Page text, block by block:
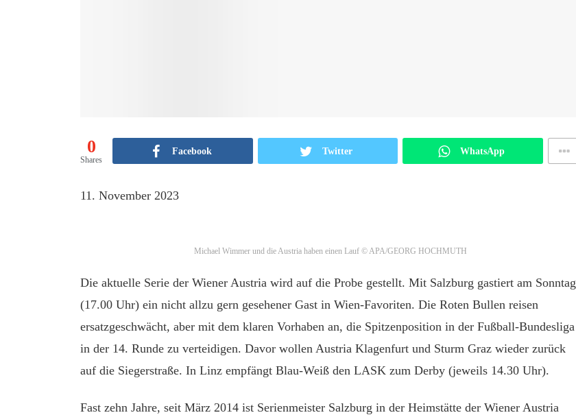
0
Shares
Facebook Twitter WhatsApp
11. November 2023
Michael Wimmer und die Austria haben einen Lauf© APA/GEORG HOCHMUTH
Die aktuelle Serie der Wiener Austria wird auf die Probe gestellt. Mit Salzburg gastiert am Sonntag
(17.00 Uhr) ein nicht allzu gern gesehener Gast in Wien-Favoriten. Die Roten Bullen reisen
ersatzgeschwächt, aber mit dem klaren Vorhaben an, die Spitzenposition in der Fußball-Bundesliga
in der 14. Runde zu verteidigen. Davor wollen Austria Klagenfurt und Sturm Graz wieder zurück
auf die Siegerstraße. In Linz empfängt Blau-Weiß den LASK zum Derby (jeweils 14.30 Uhr).
Fast zehn Jahre, seit März 2014 ist Serienmeister Salzburg in der Heimstätte der Wiener Austria